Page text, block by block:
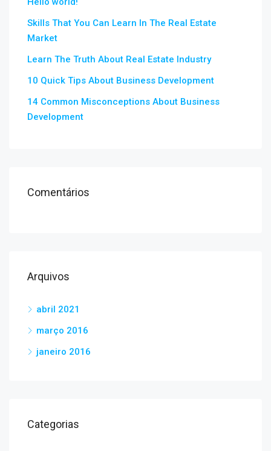
Skills That You Can Learn In The Real Estate
Market
Learn The Truth About Real Estate Industry
10 Quick Tips About Business Development
14 Common Misconceptions About Business
Development
Comentários
Arquivos
abril 2021
março 2016
janeiro 2016
Categorias